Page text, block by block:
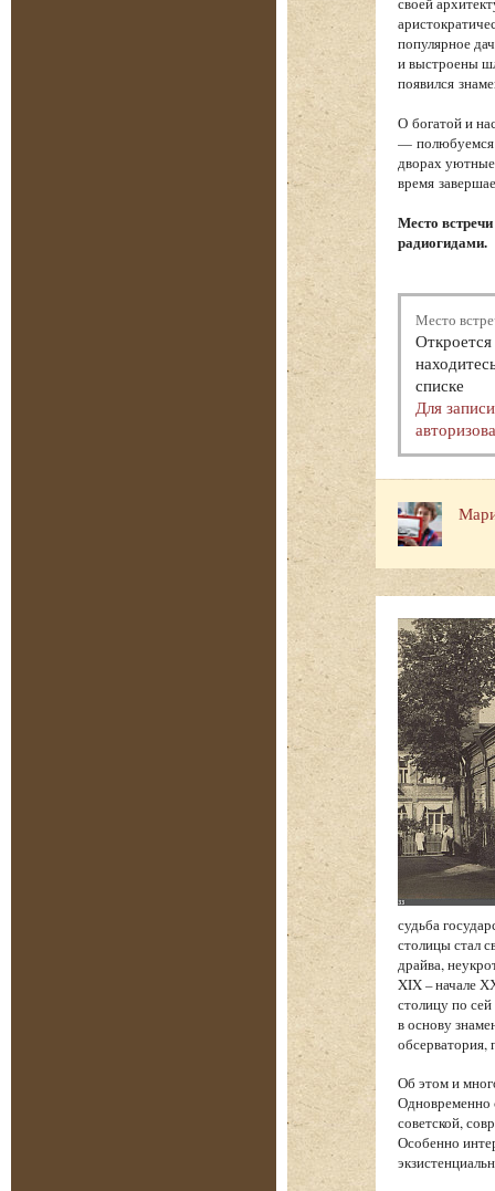
популярное
и выстроены
появился
О богатой и
— полюбуемся
дворах
время
Место
радиогидами.
Место
списке
Для
судьба
столицы стал
драйва,
XIX – начале
столицу по
в основу
обсерватория,
Об этом и
Одновременно
советской,
Особенно